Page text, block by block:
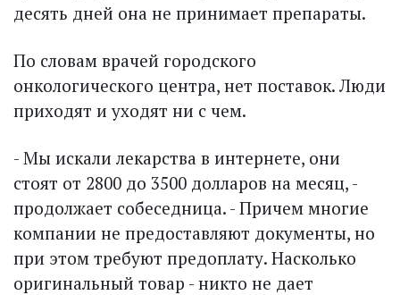
десять дней она не принимает препараты.
По словам врачей городского
онкологического центра, нет поставок. Люди
приходят и уходят ни с чем.
- Мы искали лекарства в интернете, они
стоят от 2800 до 3500 долларов на месяц, -
продолжает собеседница. - Причем многие
компании не предоставляют документы, но
при этом требуют предоплату. Насколько
оригинальный товар - никто не дает